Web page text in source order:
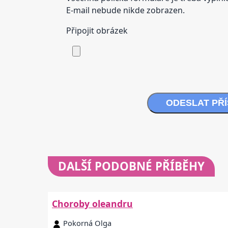
E-mail nebude nikde zobrazen.
Připojit obrázek
ODESLAT
DALŠÍ PODOBNÉ PŘÍBĚHY
Choroby oleandru
Pokorná Olga